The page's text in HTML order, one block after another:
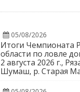
05/08/2026
Итоги Чемпионата
области по ловле
2 августа 2026 г.,
Шумаш, р. Старая